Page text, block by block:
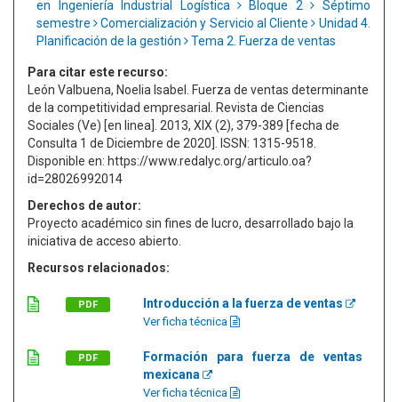
en Ingeniería Industrial Logística
Bloque 2
Séptimo
semestre
Comercialización y Servicio al Cliente
Unidad 4.
Planificación de la gestión
Tema 2. Fuerza de ventas
Para citar este recurso:
León Valbuena, Noelia Isabel. Fuerza de ventas determinante
de la competitividad empresarial. Revista de Ciencias
Sociales (Ve) [en linea]. 2013, XIX (2), 379-389 [fecha de
Consulta 1 de Diciembre de 2020]. ISSN: 1315-9518.
Disponible en: https://www.redalyc.org/articulo.oa?
id=28026992014
Derechos de autor:
Proyecto académico sin fines de lucro, desarrollado bajo la
iniciativa de acceso abierto.
Recursos relacionados:
PDF Introducción a la fuerza de ventas
Ver ficha técnica
PDF
Formación para fuerza de ventas
mexicana
Ver ficha técnica